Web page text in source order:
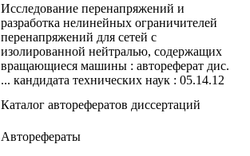
Исследование перенапряжений и
разработка нелинейных ограничителей
перенапряжений для сетей с
изолированной нейтралью, содержащих
вращающиеся машины : автореферат дис.
... кандидата технических наук : 05.14.12
Каталог авторефератов диссертаций
Авторефераты